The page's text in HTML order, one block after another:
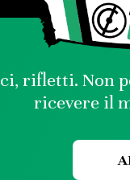
rifletti. Non
ricevere il